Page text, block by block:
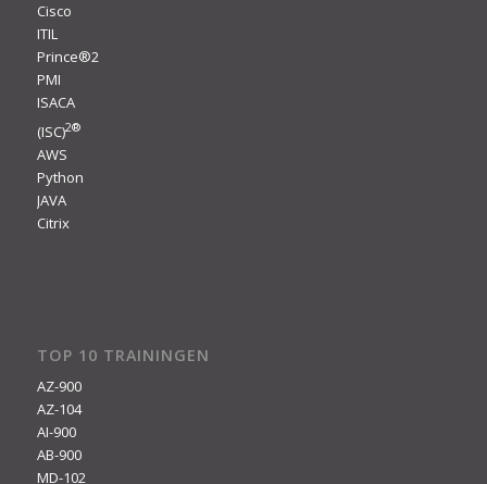
Cisco
ITIL
Prince®2
PMI
ISACA
(ISC)2®
AWS
Python
JAVA
Citrix
TOP 10 TRAININGEN
AZ-900
AZ-104
AI-900
AB-900
MD-102